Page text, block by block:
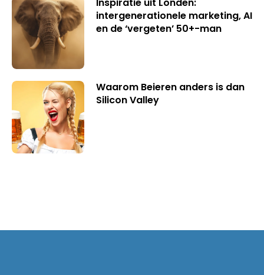
Inspiratie uit Londen:
intergenerationele marketing, AI
en de ‘vergeten’ 50+-man
Waarom Beieren anders is dan
Silicon Valley